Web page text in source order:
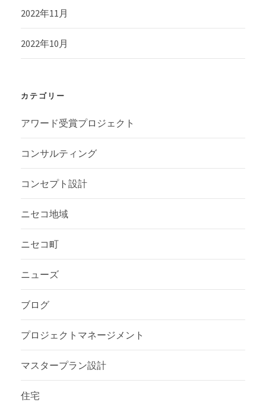
2022年11月
2022年10月
カテゴリー
アワード受賞プロジェクト
コンサルティング
コンセプト設計
ニセコ地域
ニセコ町
ニューズ
ブログ
プロジェクトマネージメント
マスタープラン設計
住宅